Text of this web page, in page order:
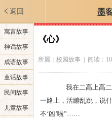
返回 墨
寓言故事
神话故事
成语故事
童话故事
民间故事
儿童故事
《心》
所属： 校园故事| 阅读：
我在二高上高二
一路上，活蹦乱跳，说
不‘凶’啦”……